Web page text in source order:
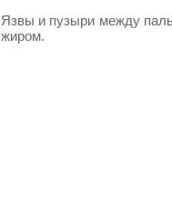
Язвы и пузыри между
жиром.